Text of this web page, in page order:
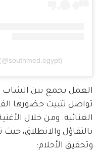
العمل يجمع بين الشاب
تواصل تثبيت حضورها
الغنائية. ومن خلال
بالتفاؤل والانطلاق،
وتحقيق الأحلام: